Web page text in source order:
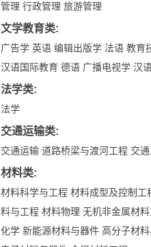
管理 行政管理 旅游管理
文学教育类:
广告学 英语 编辑出版学 法语 教育
汉语国际教育 德语 广播电视学 汉
法学类:
法学
交通运输类:
交通运输 道路桥梁与渡河工程 交
材料类:
材料科学与工程 材料成型及控制工
料与工程 材料物理 无机非金属材
化学 新能源材料与器件 高分子材